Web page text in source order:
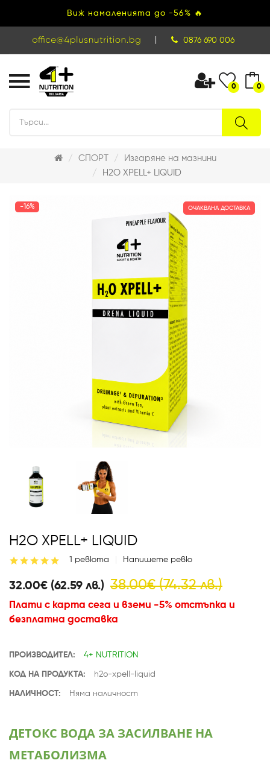
Виж намаленията до -56% 🔥
0876 690 006
0 0
СПОРТ
Изгаряне на мазнини
H2O XPELL+ LIQUID
-16% ОЧАКВАНА ДОСТАВКА
H2O XPELL+ LIQUID
1 ревюта Напишете ревю
32.00€ (62.59 лв.) 38.00€ (74.32 лв.)
Плати с карта сега и вземи -5% отстъпка и
безплатна доставка
ПРОИЗВОДИТЕЛ: 4+ NUTRITION
КОД НА ПРОДУКТА: h2o-xpell-liquid
НАЛИЧНОСТ: Няма наличност
ДЕТОКС ВОДА ЗА ЗАСИЛВАНЕ НА
МЕТАБОЛИЗМА